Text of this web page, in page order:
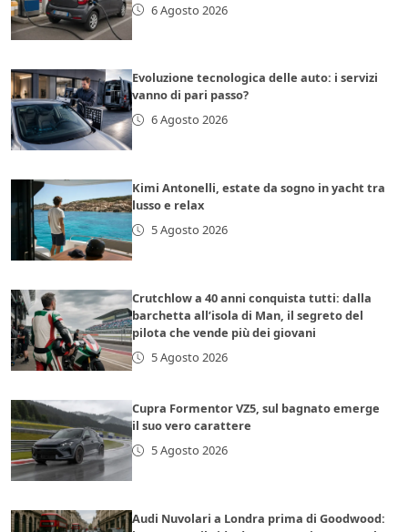
6 Agosto 2026
Evoluzione tecnologica delle auto: i servizi
vanno di pari passo?
6 Agosto 2026
Kimi Antonelli, estate da sogno in yacht tra
lusso e relax
5 Agosto 2026
Crutchlow a 40 anni conquista tutti: dalla
barchetta all’isola di Man, il segreto del
pilota che vende più dei giovani
5 Agosto 2026
Cupra Formentor VZ5, sul bagnato emerge
il suo vero carattere
5 Agosto 2026
Audi Nuvolari a Londra prima di Goodwood: